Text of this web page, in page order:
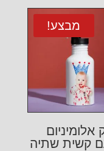
₪70.00.
₪49.00.
מבצע!
אלומיניום
קשית שתיה